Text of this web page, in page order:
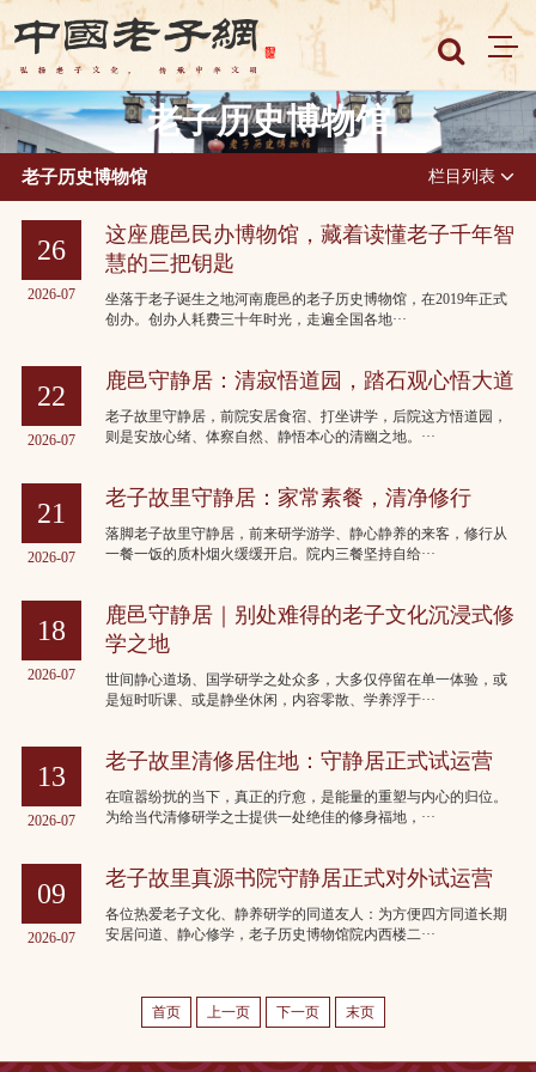
老子历史博物馆
老子历史博物馆 栏目列表
26
2026-07
这座鹿邑民办博物馆，藏着读懂老子千年智
慧的三把钥匙
坐落于老子诞生之地河南鹿邑的老子历史博物馆，在2019年正式
创办。创办人耗费三十年时光，走遍全国各地···
22
2026-07
鹿邑守静居：清寂悟道园，踏石观心悟大道
老子故里守静居，前院安居食宿、打坐讲学，后院这方悟道园，
则是安放心绪、体察自然、静悟本心的清幽之地。···
21
2026-07
老子故里守静居：家常素餐，清净修行
落脚老子故里守静居，前来研学游学、静心静养的来客，修行从
一餐一饭的质朴烟火缓缓开启。院内三餐坚持自给···
18
2026-07
鹿邑守静居｜别处难得的老子文化沉浸式修
学之地
世间静心道场、国学研学之处众多，大多仅停留在单一体验，或
是短时听课、或是静坐休闲，内容零散、学养浮于···
13
2026-07
老子故里清修居住地：守静居正式试运营
在喧嚣纷扰的当下，真正的疗愈，是能量的重塑与内心的归位。
为给当代清修研学之士提供一处绝佳的修身福地，···
09
2026-07
老子故里真源书院守静居正式对外试运营
各位热爱老子文化、静养研学的同道友人：为方便四方同道长期
安居问道、静心修学，老子历史博物馆院内西楼二···
首页 上一页 下一页 末页